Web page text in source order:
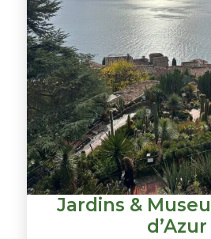
Jardins &
d’Azur